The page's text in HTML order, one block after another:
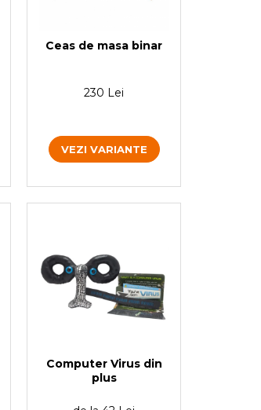
Ceas de masa binar
230 Lei
VEZI VARIANTE
Computer Virus din
plus